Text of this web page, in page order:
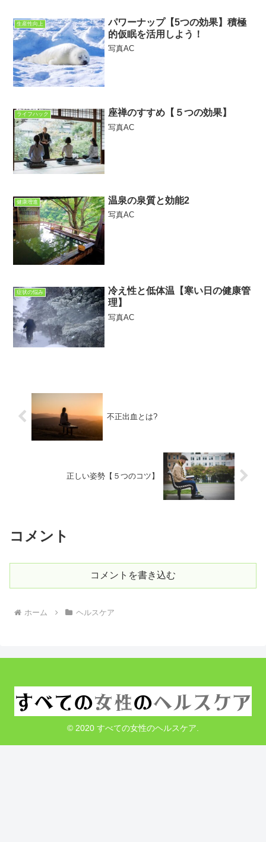
生産性向上
パワーナップ【5つの効果】積極
的仮眠を活用しよう！
写真AC
ライフハック 座禅のすすめ【５つの効果】
写真AC
健康増進 温泉の泉質と効能2
写真AC
症状の悩み
冷え性と低体温【寒い日の健康管
理】
写真AC
不正出血とは?
正しい姿勢【５つのコツ】
コメント
コメントを書き込む
ホーム ヘルスケア
© 2020 すべての女性のヘルスケア.